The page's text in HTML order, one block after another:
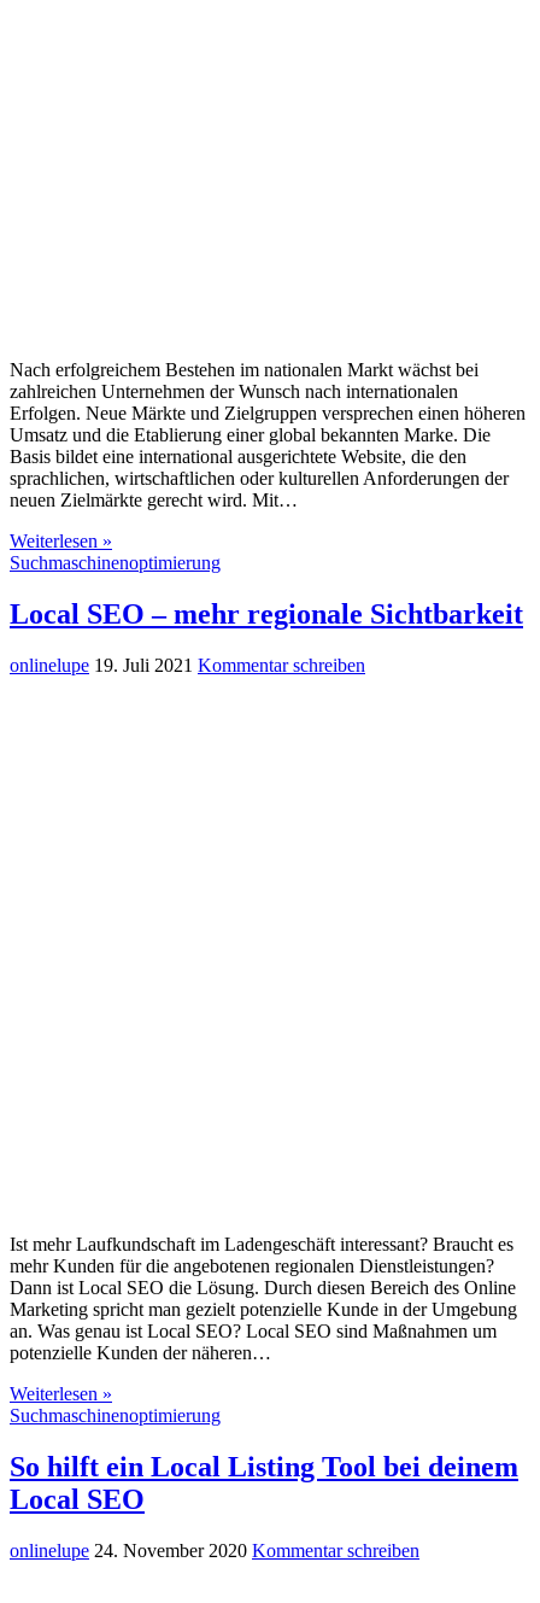
Nach erfolgreichem Bestehen im nationalen Markt wächst bei
zahlreichen Unternehmen der Wunsch nach internationalen
Erfolgen. Neue Märkte und Zielgruppen versprechen einen höheren
Umsatz und die Etablierung einer global bekannten Marke. Die
Basis bildet eine international ausgerichtete Website, die den
sprachlichen, wirtschaftlichen oder kulturellen Anforderungen der
neuen Zielmärkte gerecht wird. Mit…
Weiterlesen »
Suchmaschinenoptimierung
Local SEO – mehr regionale Sichtbarkeit
onlinelupe 19. Juli 2021 Kommentar schreiben
Ist mehr Laufkundschaft im Ladengeschäft interessant? Braucht es
mehr Kunden für die angebotenen regionalen Dienstleistungen?
Dann ist Local SEO die Lösung. Durch diesen Bereich des Online
Marketing spricht man gezielt potenzielle Kunde in der Umgebung
an. Was genau ist Local SEO? Local SEO sind Maßnahmen um
potenzielle Kunden der näheren…
Weiterlesen »
Suchmaschinenoptimierung
So hilft ein Local Listing Tool bei deinem
Local SEO
onlinelupe 24. November 2020 Kommentar schreiben